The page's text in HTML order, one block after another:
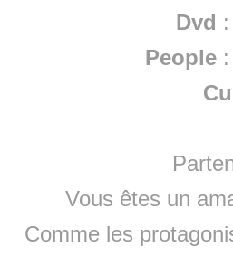
Dvd :
People
Vous êtes un
Comme les